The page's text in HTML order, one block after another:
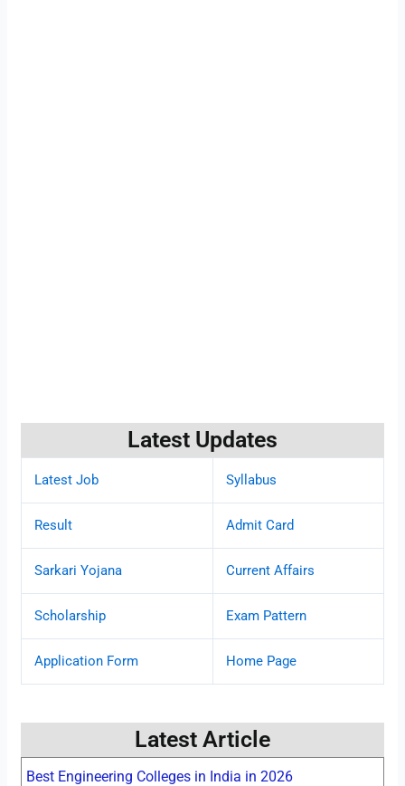
Latest Updates
Latest Job Syllabus
Result Admit Card
Sarkari Yojana Current Affairs
Scholarship Exam Pattern
Application Form Home Page
Latest Article
Best Engineering Colleges in India in 2026